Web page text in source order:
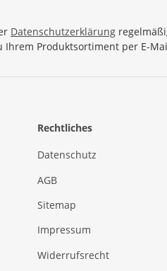
Datenschutzerklärung
Produktsortiment per E-
Rechtliches
Datenschutz
AGB
Sitemap
Impressum
Widerrufsrecht